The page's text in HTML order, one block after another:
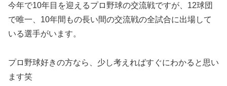
今年で10年目を迎えるプロ野球の交流戦ですが、12球団
で唯一、10年間もの長い間の交流戦の全試合に出場して
いる選手がいます。
プロ野球好きの方なら、少し考えればすぐにわかると思い
ます笑